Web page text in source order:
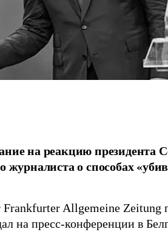
на реакцию президента
о способах
Frankfurter Allgemeine
на пресс-конференции в